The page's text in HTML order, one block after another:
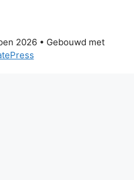
2026• Gebouwd met